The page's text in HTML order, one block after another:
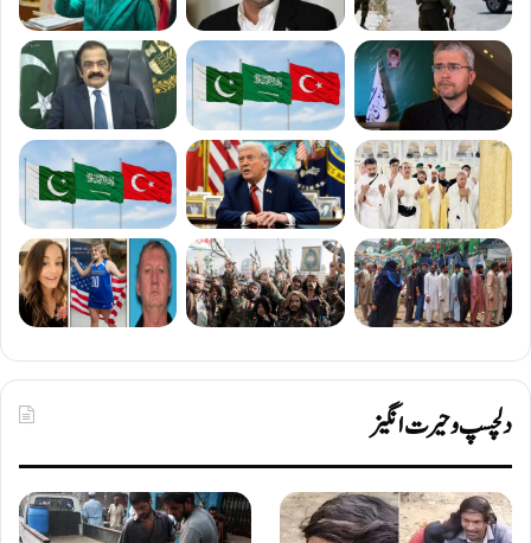
دلچسپ و حیرت انگیز